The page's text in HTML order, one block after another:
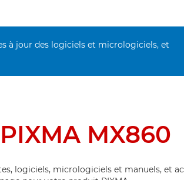
à jour des logiciels et micrologiciels, et
PIXMA MX860
logiciels, micrologiciels et manuels, et